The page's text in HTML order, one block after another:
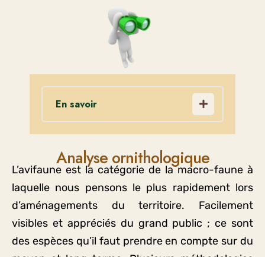
En savoir
leurs méthodes préférées,
Biodiversit’up ajoute dès que
possible un inventaire nocturne
afin de compléter les analyses
diurnes ainsi qu’une prise en
compte des indices de présence
présents sur le terrain
Analyse ornithologique
L’avifaune est la catégorie de la macro-faune à
laquelle nous pensons le plus rapidement lors
d’aménagements du territoire. Facilement
visibles et appréciés du grand public ; ce sont
des espèces qu’il faut prendre en compte sur du